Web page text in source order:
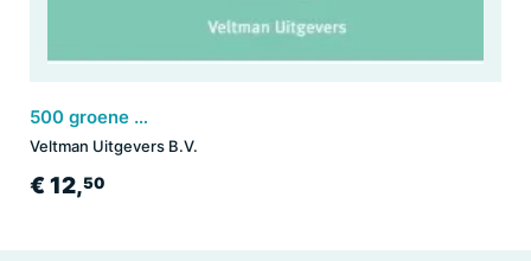
500 groene sappen & smoothies
Veltman Uitgevers B.V.
€ 12,50